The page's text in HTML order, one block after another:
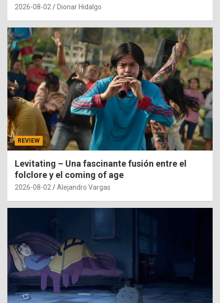
2026-08-02 Dionar Hidalgo
REVIEW
Levitating – Una fascinante fusión entre el
folclore y el coming of age
2026-08-02 Alejandro Vargas